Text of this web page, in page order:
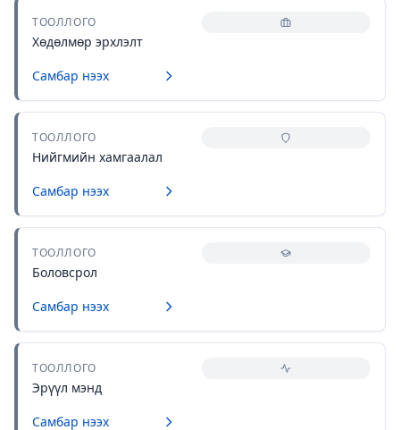
ТООЛЛОГО
Хөдөлмөр эрхлэлт
Самбар нээх
ТООЛЛОГО
Нийгмийн хамгаалал
Самбар нээх
ТООЛЛОГО
Боловсрол
Самбар нээх
ТООЛЛОГО
Эрүүл мэнд
Самбар нээх